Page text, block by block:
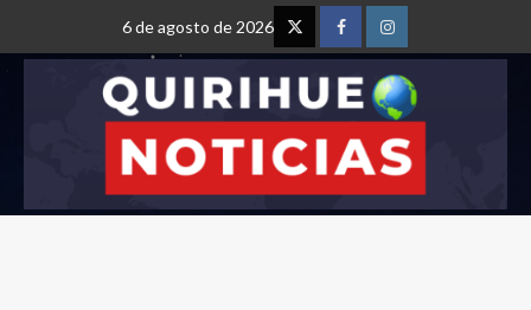
6 de agosto de 2026